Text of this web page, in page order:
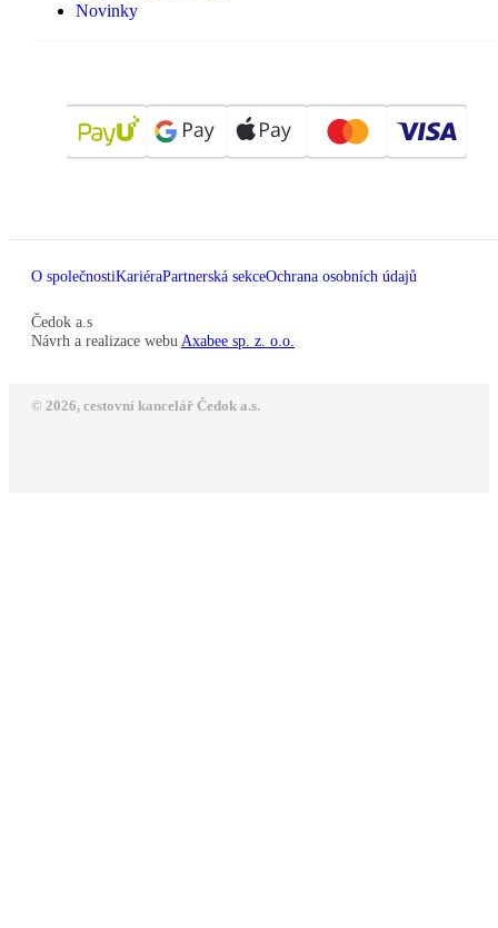
Novinky
O společnostiKariéraPartnerská sekceOchrana osobních údajů
Čedok a.s
Návrh a realizace webu Axabee sp. z. o.o.
© 2026, cestovní kancelář Čedok a.s.